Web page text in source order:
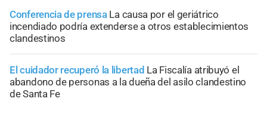
Conferencia de prensa La causa por el geriátrico
incendiado podría extenderse a otros establecimientos
clandestinos
El cuidador recuperó la libertad La Fiscalía atribuyó el
abandono de personas a la dueña del asilo clandestino
de Santa Fe